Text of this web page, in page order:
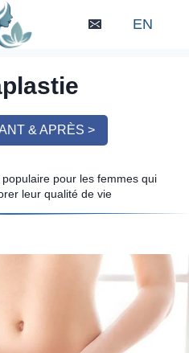
EN
& APRÈS >
pour les femmes qui
leur qualité de vie